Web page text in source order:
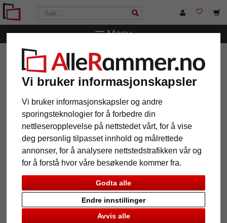
Vi bruker informasjonskapsler
Vi bruker informasjonskapsler og andre
sporingsteknologier for å forbedre din
nettleseropplevelse på nettstedet vårt, for å vise
deg personlig tilpasset innhold og målrettede
annonser, for å analysere nettstedstrafikken vår og
for å forstå hvor våre besøkende kommer fra.
Godta alle
Avvis alle
Endre innstillinger
Meny
AlleRammer.no Rammestørrelser
20 x 20 cm
Treramme Dream (MDF)
Treramme Dream (MDF)